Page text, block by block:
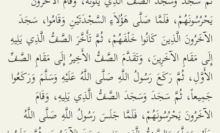
يَحْرُسُونَهُمْ، فَلَمَّا صَلَّى هَؤُلاَءِ السَّجْدَتَيْنِ وَقَامُوا، سَجَدَ
الآخَرُونَ الَّذِينَ كَانُوا خَلْفَهُمْ، ثُمَّ تَأَخَّرَ الصَّفُّ الَّذِي يَلِيهِ
إِلَى مَقَامِ الآخَرِينَ، وَتَقَدَّمَ الصَّفُّ الأَخِيرُ إِلَى مَقَامِ الصَّفِّ
الأَوَّلِ، ثُمَّ رَكَعَ رَسُولُ اللَّهِ صَلَّى اللَّهُ عَلَيْهِ وَسَلَّمَ وَرَكَعُوا
جَمِيعاً، ثُمَّ سَجَدَ وَسَجَدَ الصَّفُّ الَّذِي يَلِيهِ، وَقَامَ
الآخَرُونَ يَحْرُسُونَهُمْ، فَلَمَّا جَلَسَ رَسُولُ اللَّهِ صَلَّى اللَّهُ